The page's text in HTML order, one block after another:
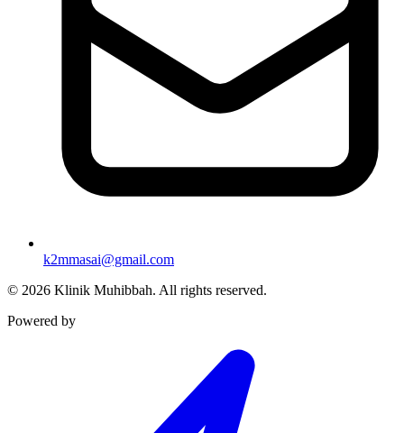
k2mmasai@gmail.com
© 2026 Klinik Muhibbah. All rights reserved.
Powered by